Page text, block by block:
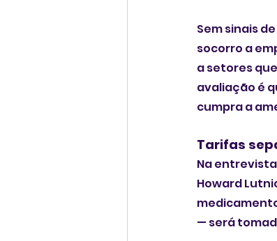
Sem sinais
socorro a
a setores
avaliação é
cumpra a
Tarifas
Na entrevista
Howard
— será